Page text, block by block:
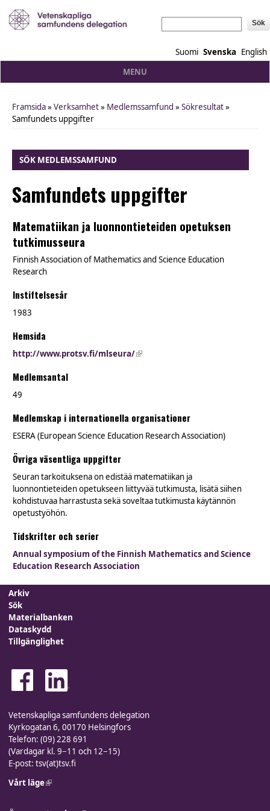
Suomi Svenska English
MENU
You are here
Framsida»Verksamhet» Medlemssamfund »Sökresultat»
Samfundets uppgifter
SÖK MEDLEMSSAMFUND
Samfundets uppgifter
Matematiikan ja luonnontieteiden opetuksen
tutkimusseura
Finnish Association of Mathematics and Science Education
Research
Instiftelsesår
1983
Hemsida
http://www.protsv.fi/mlseura/(link is external)
Medlemsantal
49
Medlemskap i internationella organisationer
ESERA (European Science Education Research Association)
Övriga väsentliga uppgifter
Seuran tarkoituksena on edistää matematiikan ja
luonnontieteiden opetukseen liittyvää tutkimusta, lisätä siihen
kohdistuvaa harrastusta sekä soveltaa tutkimusta käytännön
opetustyöhön.
Tidskrifter och serier
Annual symposium of the Finnish Mathematics and Science
Education Research Association
Arkiv
Sök
Materialbanken
Dataskydd
Tillgänglighet
Vetenskapliga samfundens delegation
Kyrkogatan 6, 00170 Helsingfors
Telefon: (09) 228 691
(Vardagar kl. 9−11 och 12−15)
E-post: tsv(at)tsv.fi
Vårt läge(link is external)